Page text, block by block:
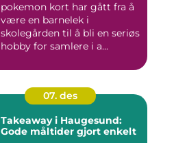
pokemon kort har gått fra å
være en barnelek i
skolegården til å bli en seriøs
hobby for samlere i a...
07. des
Takeaway i Haugesund:
Gode måltider gjort enkelt